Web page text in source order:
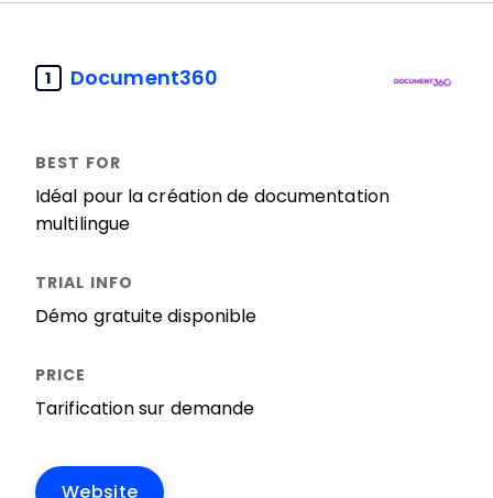
1 Document360
Idéal pour la création de documentation
multilingue
Démo gratuite disponible
Tarification sur demande
Website